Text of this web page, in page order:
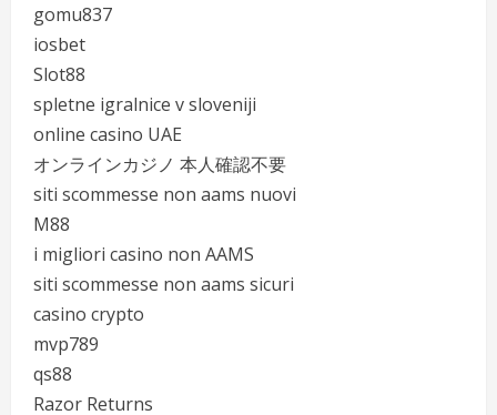
gomu837
iosbet
Slot88
spletne igralnice v sloveniji
online casino UAE
オンラインカジノ 本人確認不要
siti scommesse non aams nuovi
M88
i migliori casino non AAMS
siti scommesse non aams sicuri
casino crypto
mvp789
qs88
Razor Returns